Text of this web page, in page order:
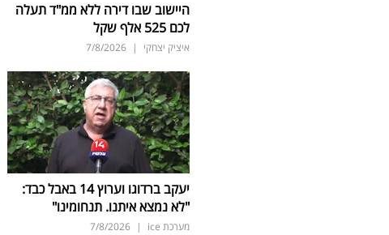
היישוב שבו דירה ללא ממ"ד תעלה
לכם 525 אלף שקל
איציק יצחקי |
7/8/2026
יעקב ברדוגו וערוץ 14 באבל כבד:
"לא נמצא איתנו. תנחומינו"
מערכת ice |
7/8/2026